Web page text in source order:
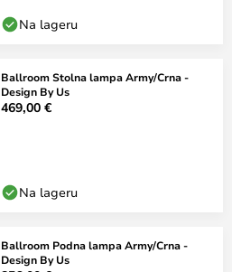
Na lageru
Ballroom Stolna lampa Army/Crna -
Design By Us
469,00 €
Na lageru
Ballroom Podna lampa Army/Crna -
Design By Us